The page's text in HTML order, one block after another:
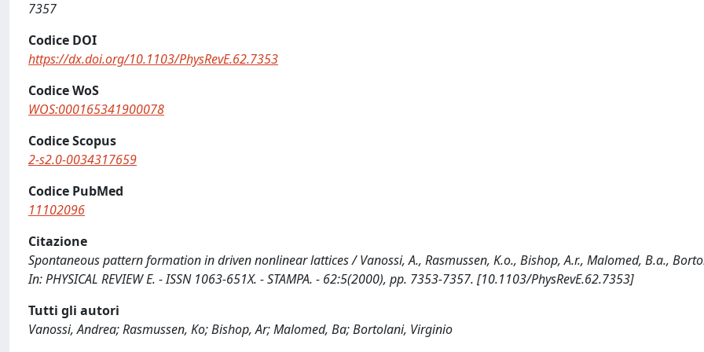
7357
Codice DOI
https://dx.doi.org/10.1103/PhysRevE.62.7353
Codice WoS
WOS:000165341900078
Codice Scopus
2-s2.0-0034317659
Codice PubMed
11102096
Citazione
Spontaneous pattern formation in driven nonlinear lattices / Vanossi, A., Rasmussen, K.o., Bishop, A.r., Malomed, B.a.,
In: PHYSICAL REVIEW E. - ISSN 1063-651X. - STAMPA. - 62:5(2000), pp. 7353-7357. [10.1103/PhysRevE.62.7353]
Tutti gli autori
Vanossi, Andrea; Rasmussen, Ko; Bishop, Ar; Malomed, Ba; Bortolani, Virginio